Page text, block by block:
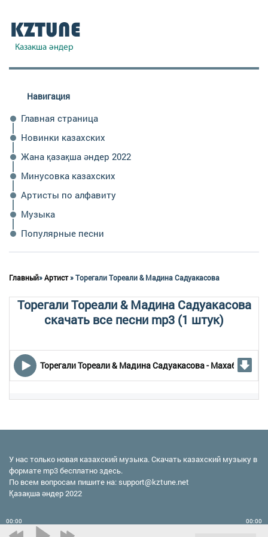
00:00 00:00
Навигация
Главная страница
Новинки казахских
Жана қазақша әндер 2022
Минусовка казахских
Артисты по алфавиту
Музыка
Популярные песни
Главный»Артист» Торегали Тореали & Мадина Садуакасова
Торегали Тореали & Мадина Садуакасова
скачать все песни mp3 (1 штук)
Торегали Тореали & Мадина Садуакасова - Маxаббат
У нас только новая казахский музыка. Скачать казахский музыку в
формате mp3 бесплатно здесь.
По всем вопросам пишите на: support@kztune.net
Қазақша әндер 2022